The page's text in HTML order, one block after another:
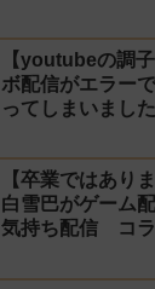
【youtubeの調
ボ配信がエラー
ってしまいました
【卒業ではあり
白雪巴がゲーム
気持ち配信 コラ
【スパチャ】